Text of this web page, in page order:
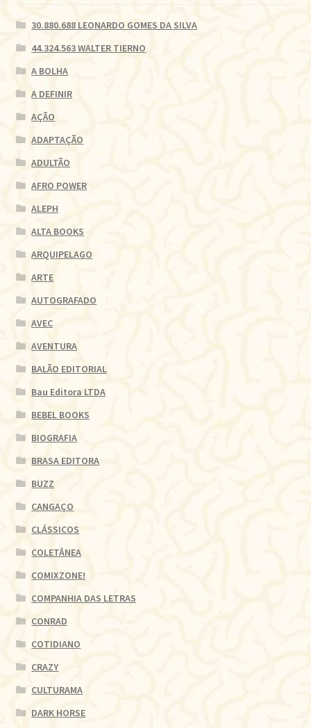
30.880.688 LEONARDO GOMES DA SILVA
44.324.563 WALTER TIERNO
A BOLHA
A DEFINIR
AÇÃO
ADAPTAÇÃO
ADULTÃO
AFRO POWER
ALEPH
ALTA BOOKS
ARQUIPELAGO
ARTE
AUTOGRAFADO
AVEC
AVENTURA
BALÃO EDITORIAL
Bau Editora LTDA
BEBEL BOOKS
BIOGRAFIA
BRASA EDITORA
BUZZ
CANGAÇO
CLÁSSICOS
COLETÂNEA
COMIXZONE!
COMPANHIA DAS LETRAS
CONRAD
COTIDIANO
CRAZY
CULTURAMA
DARK HORSE